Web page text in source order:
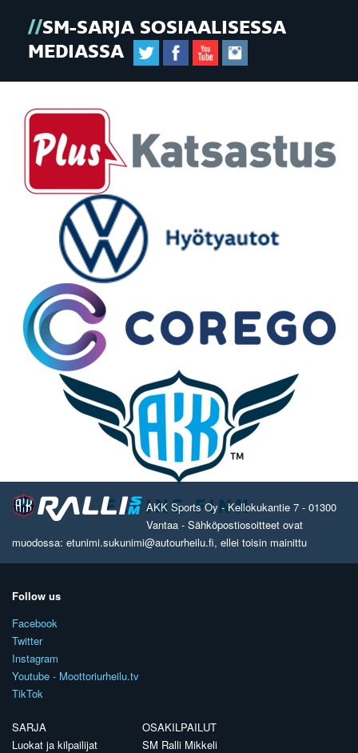
SM-SARJA SOSIAALISESSA
MEDIASSA
AKK Sports Oy - Kellokukantie 7 - 01300
Vantaa - Sähköpostiosoitteet ovat
muodossa: etunimi.sukunimi@autourheilu.fi, ellei toisin mainittu
Follow us
Facebook
Twitter
Instagram
Youtube - Moottoriurheilu.tv
TikTok
SARJA
Luokat ja kilpailijat
OSAKILPAILUT
SM Ralli Mikkeli